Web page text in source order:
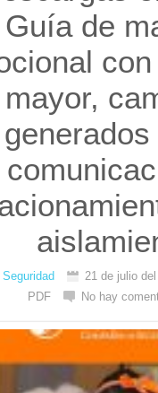
Guía de
mayor,
21 de julio
PDF
No hay